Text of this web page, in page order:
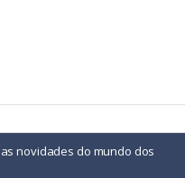
novidades do mundo dos